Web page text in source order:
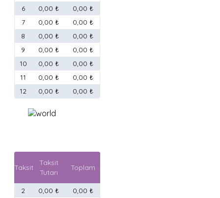
6
0,00 ₺
0,00 ₺
7
0,00 ₺
0,00 ₺
8
0,00 ₺
0,00 ₺
9
0,00 ₺
0,00 ₺
10
0,00 ₺
0,00 ₺
11
0,00 ₺
0,00 ₺
12
0,00 ₺ 0,00 ₺
Taksit
Taksit
Tutarı
Toplam
2 0,00 ₺
0,00 ₺